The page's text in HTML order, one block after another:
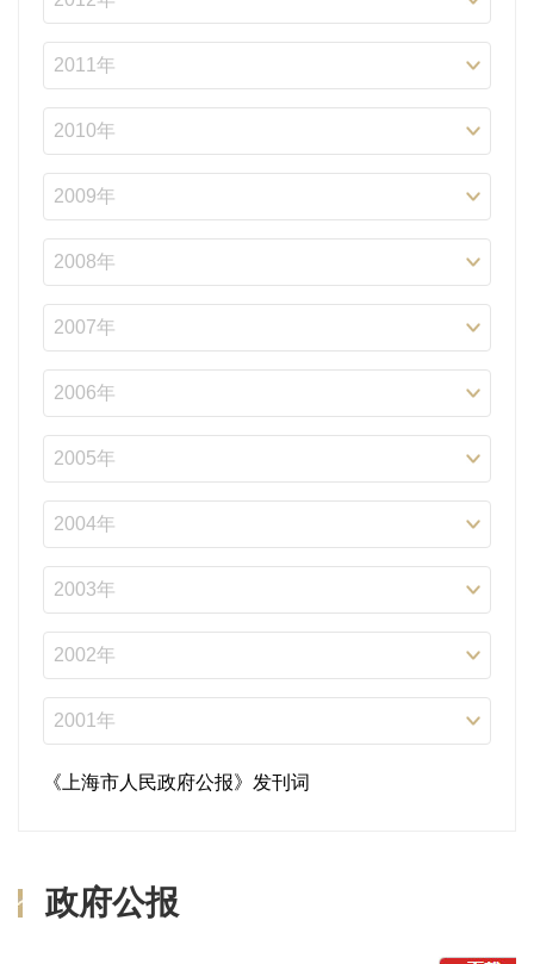
《上海市人民政府公报》发刊词
政府公报